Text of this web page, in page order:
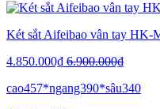
Két sắt Aifeibao vân tay HK-
4.850.000₫ 6.900.000₫
cao457*ngang390*sâu340